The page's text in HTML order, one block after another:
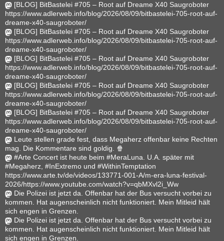
[BLOG] BitBastelei #705 – Root auf Dreame X40 Saugroboter
https://www.adlerweb.info/blog/2026/08/09/bitbastelei-705-root-auf-
dreame-x40-saugroboter/
[BLOG] BitBastelei #705 – Root auf Dreame X40 Saugroboter
https://www.adlerweb.info/blog/2026/08/09/bitbastelei-705-root-auf-
dreame-x40-saugroboter/
[BLOG] BitBastelei #705 – Root auf Dreame X40 Saugroboter
https://www.adlerweb.info/blog/2026/08/09/bitbastelei-705-root-auf-
dreame-x40-saugroboter/
[BLOG] BitBastelei #705 – Root auf Dreame X40 Saugroboter
https://www.adlerweb.info/blog/2026/08/09/bitbastelei-705-root-auf-
dreame-x40-saugroboter/
[BLOG] BitBastelei #705 – Root auf Dreame X40 Saugroboter
https://www.adlerweb.info/blog/2026/08/09/bitbastelei-705-root-auf-
dreame-x40-saugroboter/
Leute stellen grade fest, dass Megaherz offenbar keine Rechten
mag. Die Kommentare sind goldig. 🍿
#Arte Concert ist heute beim #MeraLuna. U.A. später mit
#Megaherz, #InExtremo und #WithinTemptation
https://www.arte.tv/de/videos/133771-001-A/m-era-luna-festival-
2026/https://www.youtube.com/watch?v=qbMXvl2i_Ww
Die Polizei ist jetzt da. Offenbar hat der Bus versucht vorbei zu
kommen. Hat augenscheinlich nicht funktioniert. Mein Mitleid hält
sich engen in Grenzen.
Die Polizei ist jetzt da. Offenbar hat der Bus versucht vorbei zu
kommen. Hat augenscheinlich nicht funktioniert. Mein Mitleid hält
sich engen in Grenzen.